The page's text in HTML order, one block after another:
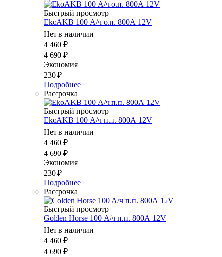
Быстрый просмотр
EkoAKB 100 А/ч о.п. 800А 12V
Нет в наличии
4 460 ₽
4 690 ₽
Экономия
230 ₽
Подробнее
Рассрочка
Быстрый просмотр
EkoAKB 100 А/ч п.п. 800А 12V
Нет в наличии
4 460 ₽
4 690 ₽
Экономия
230 ₽
Подробнее
Рассрочка
Быстрый просмотр
Golden Horse 100 А/ч п.п. 800А 12V
Нет в наличии
4 460 ₽
4 690 ₽